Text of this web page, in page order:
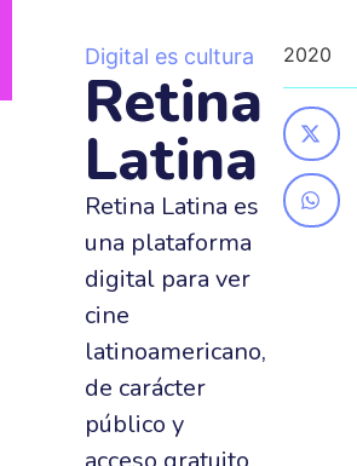
Digital es cultura
Retina
Latina
Retina Latina es
una plataforma
digital para ver
cine
latinoamericano,
de carácter
público y
2020